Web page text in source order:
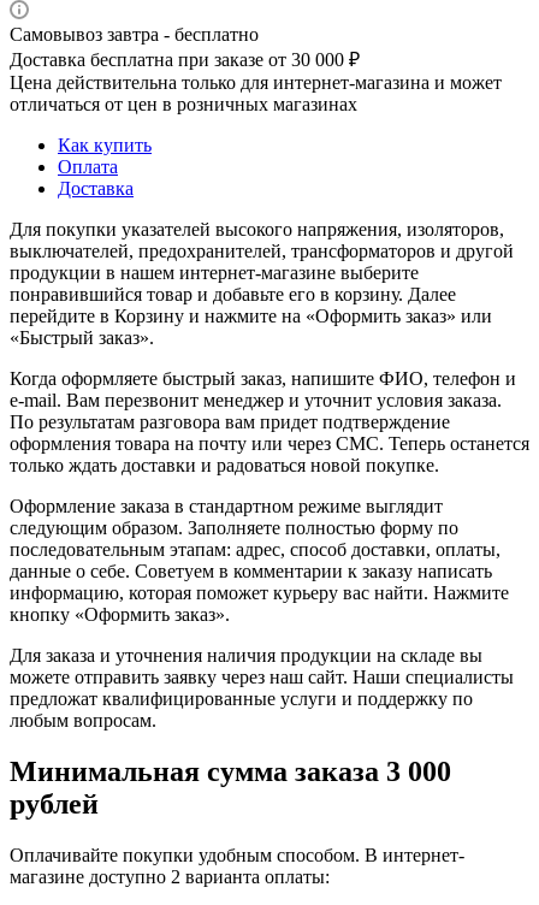
Самовывоз завтра - бесплатно
Доставка бесплатна при заказе от 30 000 ₽
Цена действительна только для интернет-магазина и может
отличаться от цен в розничных магазинах
Как купить
Оплата
Доставка
Для покупки указателей высокого напряжения, изоляторов,
выключателей, предохранителей, трансформаторов и другой
продукции в нашем интернет-магазине выберите
понравившийся товар и добавьте его в корзину. Далее
перейдите в Корзину и нажмите на «Оформить заказ» или
«Быстрый заказ».
Когда оформляете быстрый заказ, напишите ФИО, телефон и
e-mail. Вам перезвонит менеджер и уточнит условия заказа.
По результатам разговора вам придет подтверждение
оформления товара на почту или через СМС. Теперь останется
только ждать доставки и радоваться новой покупке.
Оформление заказа в стандартном режиме выглядит
следующим образом. Заполняете полностью форму по
последовательным этапам: адрес, способ доставки, оплаты,
данные о себе. Советуем в комментарии к заказу написать
информацию, которая поможет курьеру вас найти. Нажмите
кнопку «Оформить заказ».
Для заказа и уточнения наличия продукции на складе вы
можете отправить заявку через наш сайт. Наши специалисты
предложат квалифицированные услуги и поддержку по
любым вопросам.
Минимальная сумма заказа 3 000
рублей
Оплачивайте покупки удобным способом. В интернет-
магазине доступно 2 варианта оплаты: